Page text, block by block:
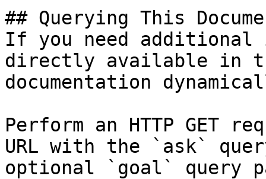
## Querying This
If you need
directly available in
documentation
Perform an HTTP GET
URL with the `ask`
optional `goal` query